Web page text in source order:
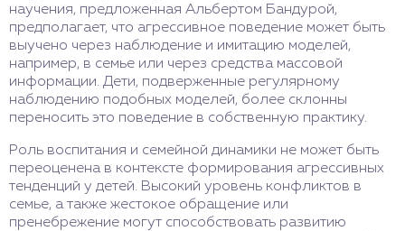
научения, предложенная Альбертом Бандурой,
предполагает, что агрессивное поведение может быть
выучено через наблюдение и имитацию моделей,
например, в семье или через средства массовой
информации. Дети, подверженные регулярному
наблюдению подобных моделей, более склонны
переносить это поведение в собственную практику.
Роль воспитания и семейной динамики не может быть
переоценена в контексте формирования агрессивных
тенденций у детей. Высокий уровень конфликтов в
семье, а также жестокое обращение или
пренебрежение могут способствовать развитию